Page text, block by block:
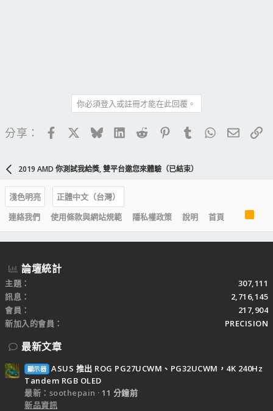
你必須登入或註冊才能在此回覆。
分享： FacebookBlueskyLinkedIn
Reddit PinterestTumblrWhatsApp
電子
2019 AMD 你測試我給獎, 雙平台邀您來體驗（已結束）
淺色明亮
正體中文（台灣）
連絡我們
使用條款與網站規範 隱私權政策 說明 首頁
S
論壇統計
主題
307,111
訊息
2,716,145
會員
217,904
新加入的會員
PRECISION
最新文章
顯示器 ASUS 推出 ROG PG27UCWM、PG32UCWM，4K 240Hz
Tandem RGB OLED
最新：soothepain
11 分鐘前
新品資訊